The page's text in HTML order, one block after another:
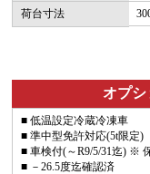
荷台寸法
オプシ
■ 低温設定冷蔵冷凍車
■ 準中型免許対応(5t限定)
■ 車検付(～R9/5/31迄) ※
■ －26.5度迄確認済